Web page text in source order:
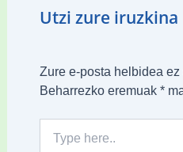
Utzi zure iruzkina
Zure e-posta helbidea ez
Beharrezko eremuak *
here..